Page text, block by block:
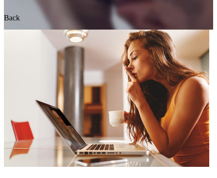
Back